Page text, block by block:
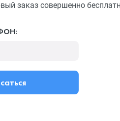
заказ совершенно